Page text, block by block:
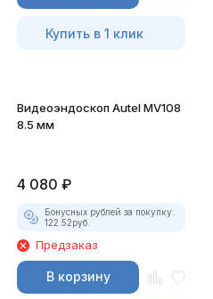
Купить в 1 клик
Видеоэндоскоп Autel MV108
8.5 мм
4 080 ₽
Бонусных рублей за покупку:
122.52руб.
Предзаказ
В корзину